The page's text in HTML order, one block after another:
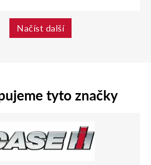
Načíst další
tyto značky